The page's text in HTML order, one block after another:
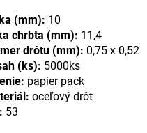
(mm): 10
chrbta (mm): 11,4
drôtu (mm): 0,75 x 0,52
(ks): 5000ks
papier pack
oceľový drôt
53